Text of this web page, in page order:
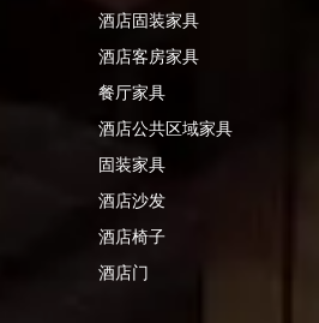
酒店固装家具
酒店客房家具
餐厅家具
酒店公共区域家具
固装家具
酒店沙发
酒店椅子
酒店门